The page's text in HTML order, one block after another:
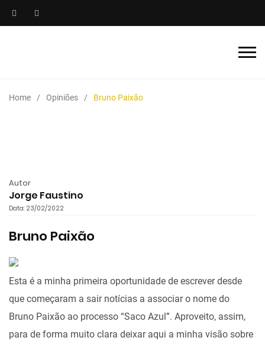
Home Opiniões Bruno Paixão
Autor
Jorge Faustino
Data: 23/02/2022
Bruno Paixão
Esta é a minha primeira oportunidade de escrever desde
que começaram a sair notícias a associar o nome do
Bruno Paixão ao processo “Saco Azul”. Aproveito, assim,
para de forma muito clara deixar aqui a minha visão sobre